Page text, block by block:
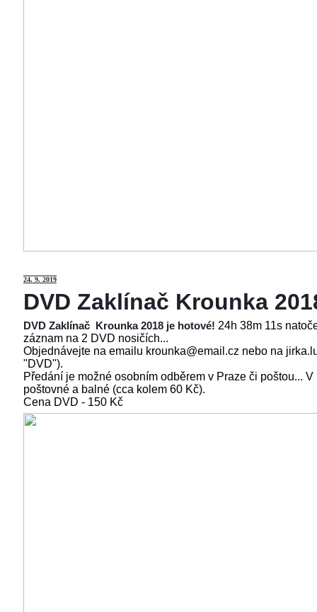
24. 9. 2019
DVD Zaklínač Krounka
DVD Zaklínač Krounka 2018 je hotové! 24h 38m 11s
záznam na 2 DVD nosičích...
Objednávejte na emailu krounka@email.cz nebo na
"DVD").
Předání je možné osobním odběrem v Praze či poštou...
poštovné a balné (cca kolem 60 Kč).
Cena DVD - 150 Kč